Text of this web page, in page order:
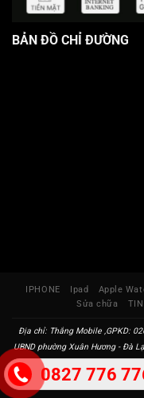
0827 776
BẢN ĐỒ CHỈ ĐƯỜNG
IPHONE Ipad Apple
Sửa chữa
Địa chỉ: Thắng Mobile ,GPKD:
UBND phường Xuân Hương - Đà
Phường Xuân